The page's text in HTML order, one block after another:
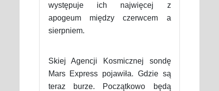
występuje ich najwięcej z
apogeum między czerwcem a
sierpniem.
Skiej Agencji Kosmicznej sondę
Mars Express pojawiła. Gdzie są
teraz burze. Początkowo będą